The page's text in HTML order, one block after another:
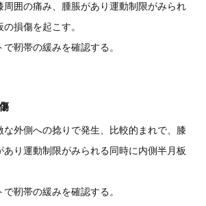
周囲の痛み、腫脹があり運動制限がみられ
損傷を起こす。
靭帯の緩みを確認する。
な外側への捻りで発生、比較的まれで、膝
あり運動制限がみられる同時に内側半月板
靭帯の緩みを確認する。